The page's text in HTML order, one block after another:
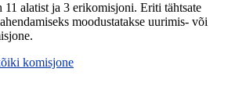
alatist ja 3 erikomisjoni. Eriti tähtsate
moodustatakse uurimis- või
komisjone